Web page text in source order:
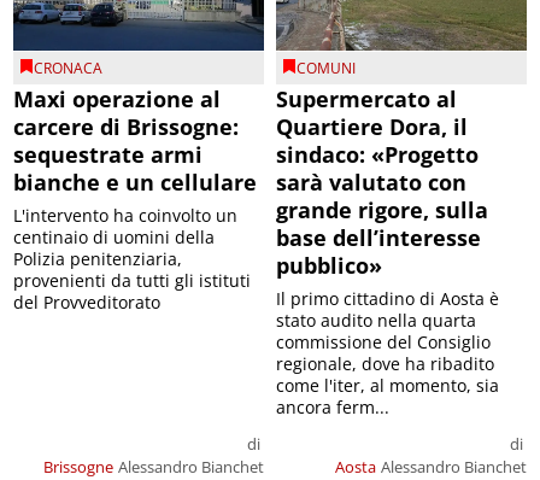
CRONACA
Maxi operazione al
carcere di Brissogne:
sequestrate armi
bianche e un cellulare
Brissogne
di
Alessandro Bianchet
L'intervento ha coinvolto un
centinaio di uomini della
Polizia penitenziaria,
provenienti da tutti gli istituti
del Provveditorato
COMUNI
Supermercato al
Quartiere Dora, il
sindaco: «Progetto
sarà valutato con
grande rigore, sulla
base dell’interesse
pubblico»
Aosta
di
Alessandro Bianchet
Il primo cittadino di Aosta è
stato audito nella quarta
commissione del Consiglio
regionale, dove ha ribadito
come l'iter, al momento, sia
ancora ferm...